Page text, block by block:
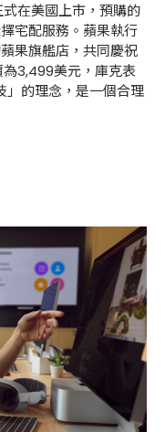
在美國上市，預購的
宅配服務。蘋果執行
果旗艦店，共同慶祝
3,499美元，庫克表
」的理念，是一個合理